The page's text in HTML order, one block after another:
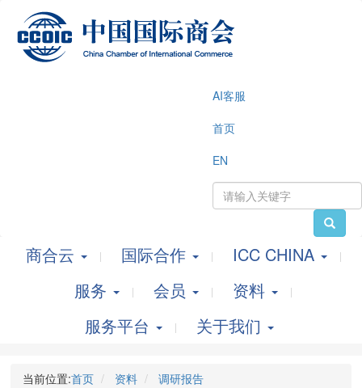
AI客服
首页
EN
商合云 国际合作
ICC CHINA
服务
会员
资料
服务平台
关于我们
当前位置:首页 资料 调研报告